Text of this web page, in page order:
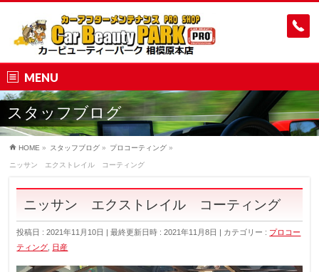
MENU
スタッフブログ
HOME » スタッフブログ » プロコーティング »
ニッサン エクストレイル コーティング
ニッサン エクストレイル コーティング
投稿日 : 2021年11月10日 最終更新日時 : 2021年11月8日 カテゴリー : プロコー
ティング 日産